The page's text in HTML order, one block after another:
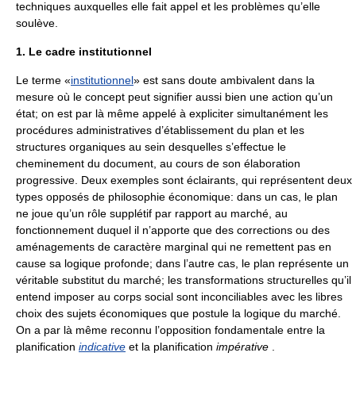
techniques auxquelles elle fait appel et les problèmes qu’elle
soulève.
1. Le cadre institutionnel
Le terme «institutionnel» est sans doute ambivalent dans la
mesure où le concept peut signifier aussi bien une action qu’un
état; on est par là même appelé à expliciter simultanément les
procédures administratives d’établissement du plan et les
structures organiques au sein desquelles s’effectue le
cheminement du document, au cours de son élaboration
progressive. Deux exemples sont éclairants, qui représentent deux
types opposés de philosophie économique: dans un cas, le plan
ne joue qu’un rôle supplétif par rapport au marché, au
fonctionnement duquel il n’apporte que des corrections ou des
aménagements de caractère marginal qui ne remettent pas en
cause sa logique profonde; dans l’autre cas, le plan représente un
véritable substitut du marché; les transformations structurelles qu’il
entend imposer au corps social sont inconciliables avec les libres
choix des sujets économiques que postule la logique du marché.
On a par là même reconnu l’opposition fondamentale entre la
planification indicative et la planification impérative